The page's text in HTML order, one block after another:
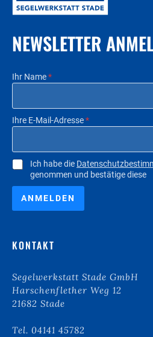
NEWSLETTER
Ihr Name*
Ihre E-Mail-Adresse*
C
e
k
x
*
Ich habe die
genommen und bestätige diese
ANMELDEN
KONTAKT
Segelwerkstatt Stade GmbH
Harschenflether Weg 12
21682 Stade
Tel. 04141 45782